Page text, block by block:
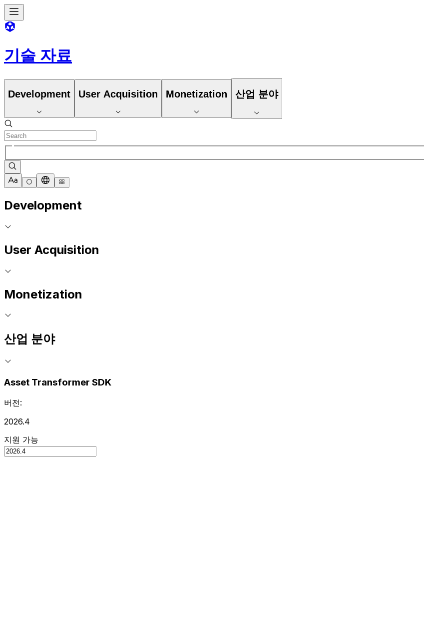
기술 자료
Development User Acquisition Monetization 산업 분야
Development
User Acquisition
Monetization
산업 분야
Asset Transformer SDK
버전:
2026.4
지원 가능